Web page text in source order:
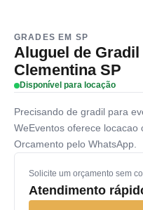
GRADES EM SP
Aluguel de
Clementina SP
Disponível para locação
Precisando de gradil para
WeEventos oferece locacao
Orcamento pelo WhatsApp.
Solicite um orçamento sem
Atendimento